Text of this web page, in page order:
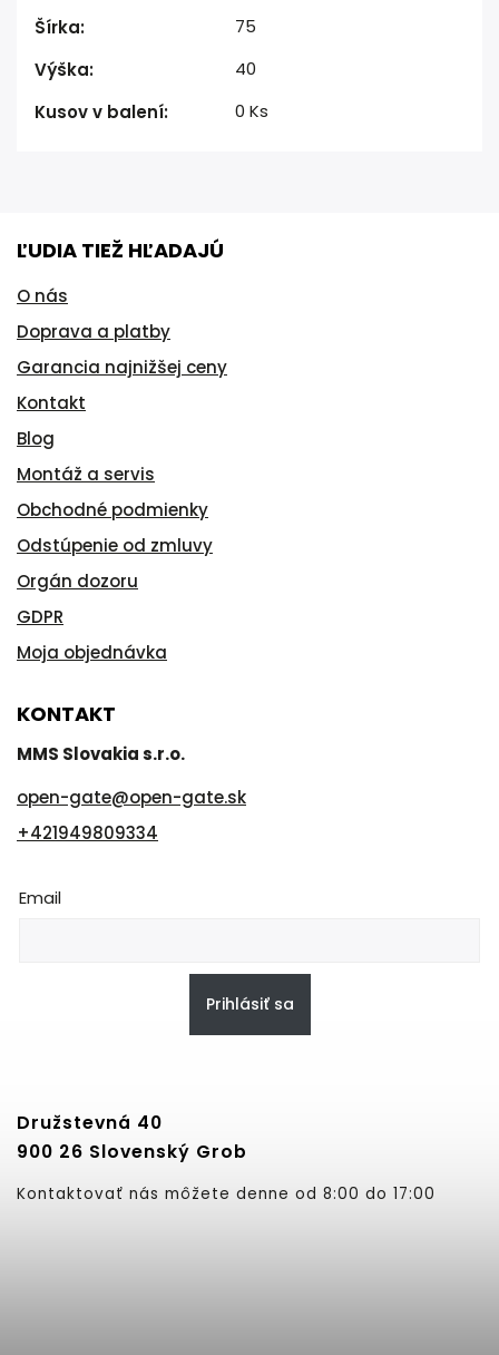
Šírka:
75
Výška:
40
Kusov v balení: 0 Ks
ĽUDIA TIEŽ HĽADAJÚ
O nás
Doprava a platby
Garancia najnižšej ceny
Kontakt
Blog
Montáž a servis
Obchodné podmienky
Odstúpenie od zmluvy
Orgán dozoru
GDPR
Moja objednávka
KONTAKT
MMS Slovakia s.r.o.
open-gate@open-gate.sk
+421949809334
Email
Prihlásiť sa
Družstevná 40
900 26 Slovenský Grob
Kontaktovať nás môžete denne od 8:00 do 17:00